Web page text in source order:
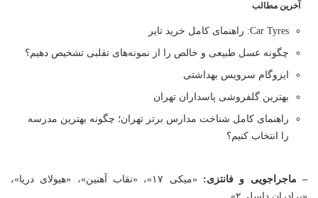
آخرین مطالب
Car Tyres: راهنمای کامل خرید تایر
چگونه عسل طبیعی و خالص را از نمونه‌های تقلبی تشخیص دهیم؟
ایزوگام سرویس بهداشتی
بهترین گلفروشی پاسداران تهران
راهنمای کامل شناخت مدارس برتر تهران؛ چگونه بهترین مدرسه
را انتخاب کنیم؟
– ماجراجویی و فانتزی:
«میکی ۱۷»، «نقاب آهنین»، «هیولای دریا»،